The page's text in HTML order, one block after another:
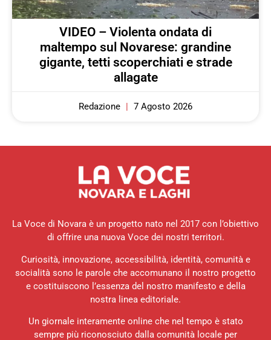
VIDEO – Violenta ondata di
maltempo sul Novarese: grandine
gigante, tetti scoperchiati e strade
allagate
Redazione 7 Agosto 2026
La Voce di Novara è un progetto nato nel 2017 con l’obiettivo
di offrire una nuova Voce dei nostri territori.
Curiosità, innovazione, accessibilità, identità, comunità e
socialità sono le parole che accomunano il nostro progetto
e costituiscono l’essenza del nostro manifesto e della
nostra linea editoriale.
Un giornale interamente online che nel tempo è stato
sempre più riconosciuto dalla comunità locale per